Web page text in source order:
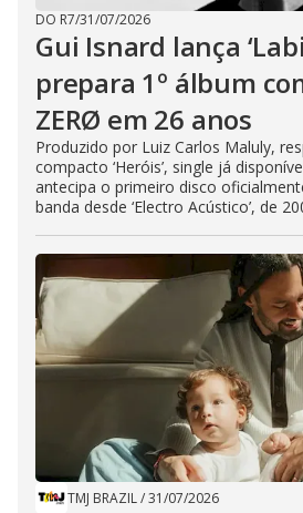
DO R7/31/07/2026
Gui Isnard lança
prepara 1º álbum
ZERØ em 26 anos
Produzido por Luiz Carlos Maluly,
compacto ‘Heróis’, single já
antecipa o primeiro disco
banda desde ‘Electro Acústico’, de
TMJ BRAZIL/31/07/2026